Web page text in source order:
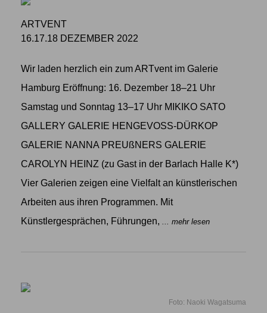
ARTVENT
16.17.18 DEZEMBER 2022
Wir laden herzlich ein zum ARTvent im Galerie
Hamburg Eröffnung: 16. Dezember 18–21 Uhr
Samstag und Sonntag 13–17 Uhr MIKIKO SATO
GALLERY GALERIE HENGEVOSS-DÜRKOP
GALERIE NANNA PREUßNERS GALERIE
CAROLYN HEINZ (zu Gast in der Barlach Halle K*)
Vier Galerien zeigen eine Vielfalt an künstlerischen
Arbeiten aus ihren Programmen. Mit
Künstlergesprächen, Führungen,
... mehr lesen
Foto: Naoki Wagatsuma